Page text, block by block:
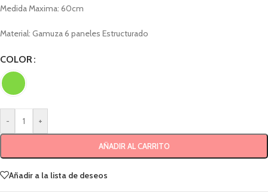
Medida Maxima: 60cm
Material: Gamuza 6 paneles Estructurado
COLOR
- +
AÑADIR AL CARRITO
Añadir a la lista de deseos